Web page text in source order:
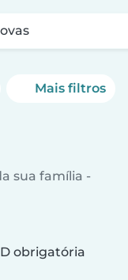
Mais filtros
sua família -
obrigatória